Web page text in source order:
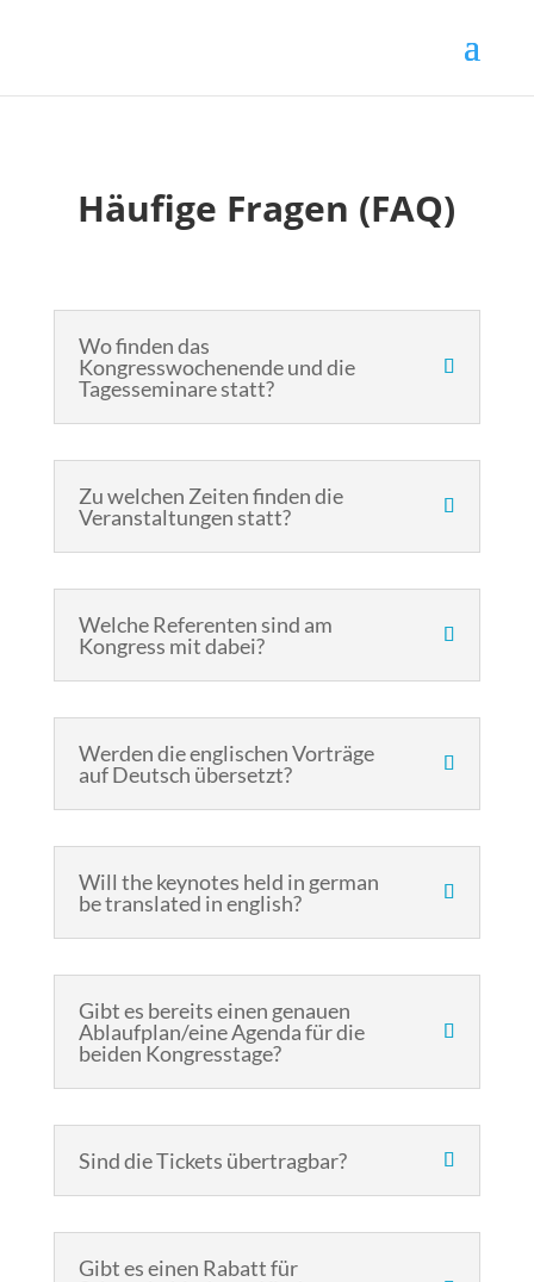
Häufige Fragen (FAQ)
Wo finden das
Kongresswochenende und die
Tagesseminare statt?
Zu welchen Zeiten finden die
Veranstaltungen statt?
Welche Referenten sind am
Kongress mit dabei?
Werden die englischen Vorträge
auf Deutsch übersetzt?
Will the keynotes held in german
be translated in english?
Gibt es bereits einen genauen
Ablaufplan/eine Agenda für die
beiden Kongresstage?
Sind die Tickets übertragbar?
Gibt es einen Rabatt für